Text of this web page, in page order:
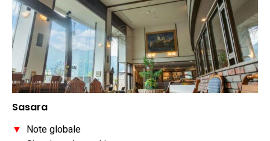
Sasara
▼ Note globale